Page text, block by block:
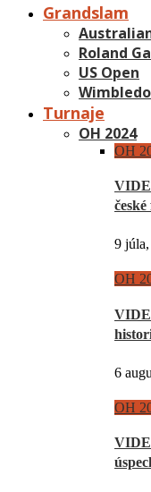
Grandslam
Roland
US Open
Turnaje
OH 2024
OH
9
OH
6
OH